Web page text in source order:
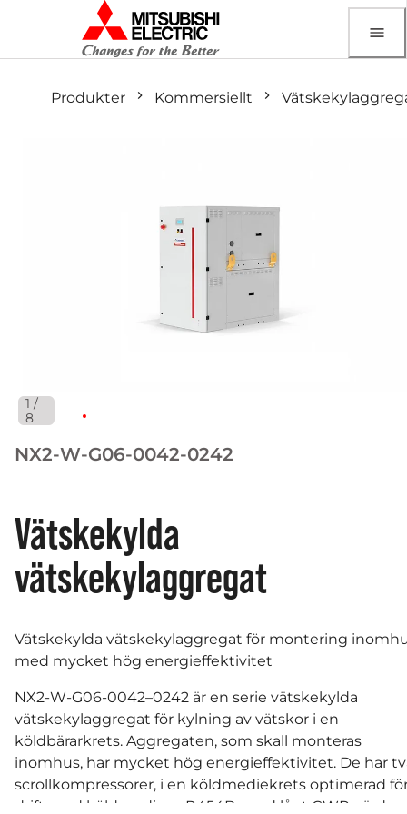
Produkter Kommersiellt
1 /
8
NX2-W-G06-0042-0242
Vätskekylda
vätskekylaggregat
Vätskekylda vätskekylaggregat för montering
med mycket hög energieffektivitet
NX2-W-G06-0042–0242 är en serie vätskekylda
vätskekylaggregat för kylning av vätskor i en
köldbärarkrets. Aggregaten, som skall monteras
inomhus, har mycket hög energieffektivitet. De har
scrollkompressorer, i en köldmediekrets optimerad
drift med köldmedium R454B, med lågt GWP-värde